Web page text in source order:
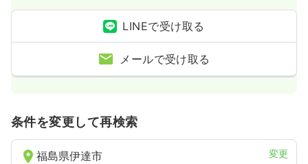
LINEで受け取る
メールで受け取る
条件を変更して再検索
福島県伊達市 変更